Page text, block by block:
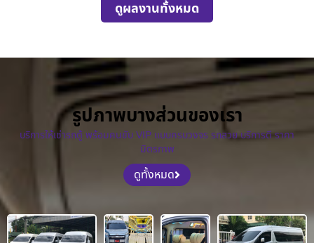
ดูผลงานทั้งหมด
รูปภาพบางส่วนของเรา
บริการให้เช่ารถตู้ พร้อมคนขับ VIP แบบครบวงจร รถสวย บริการดี ราคา
มิตรภาพ
ดูทั้งหมด